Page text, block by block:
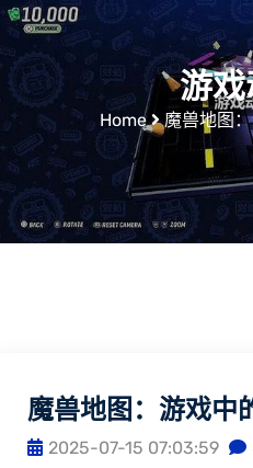
游
Home 魔兽地图
魔兽地图：游戏中
2025-07-15 07:03:59